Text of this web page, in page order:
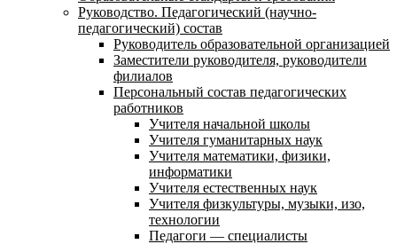
Руководство. Педагогический (научно-
педагогический) состав
Руководитель образовательной организацией
Заместители руководителя, руководители
филиалов
Персональный состав педагогических
работников
Учителя начальной школы
Учителя гуманитарных наук
Учителя математики, физики,
информатики
Учителя естественных наук
Учителя физкультуры, музыки, изо,
технологии
Педагоги — специалисты